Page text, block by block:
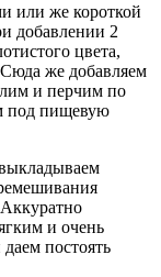
или же короткой
добавлении 2
цвета,
же добавляем
и перчим по
под пищевую
и очень
постоять